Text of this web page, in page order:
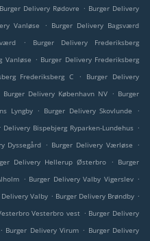
Burger Delivery Rødovre . Burger Delivery
Vanløse . Burger Delivery Bagsværd
.
Burger Delivery Frederiksberg
Vanløse . Burger Delivery Frederiksberg
Frederiksberg C .
Burger Delivery
Burger Delivery København NV . Burger
Lyngby . Burger Delivery Skovlunde
.
Delivery Bispebjerg Ryparken-Lundehus .
Dyssegård . Burger Delivery Værløse
.
Delivery Hellerup Østerbro . Burger
. Burger Delivery Valby Vigerslev .
Delivery Valby . Burger Delivery Brøndby .
Vesterbro vest . Burger Delivery
. Burger Delivery Virum . Burger Delivery